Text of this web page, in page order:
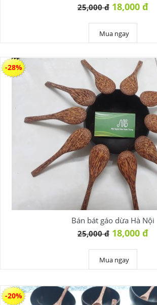
25,000 đ 18,000 đ
Mua ngay
Bán bát gáo dừa Hà Nội
25,000 đ 18,000 đ
Mua ngay
-28%
-20%